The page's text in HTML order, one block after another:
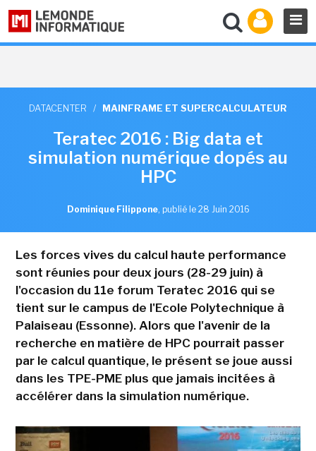
DATACENTER / MAINFRAME ET SUPERCALCULATEUR
Teratec 2016 : Big data et
simulation numérique dopés au
HPC
Dominique Filippone, publié le 28 Juin 2016
Les forces vives du calcul haute performance
sont réunies pour deux jours (28-29 juin) à
l'occasion du 11e forum Teratec 2016 qui se
tient sur le campus de l'Ecole Polytechnique à
Palaiseau (Essonne). Alors que l'avenir de la
recherche en matière de HPC pourrait passer
par le calcul quantique, le présent se joue aussi
dans les TPE-PME plus que jamais incitées à
accélérer dans la simulation numérique.